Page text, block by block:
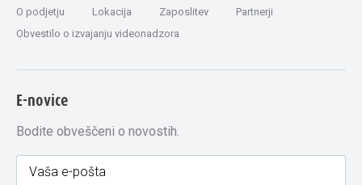
O podjetju Lokacija Zaposlitev
Partnerji
Obvestilo o izvajanju videonadzora
E-novice
Bodite obveščeni o novostih.